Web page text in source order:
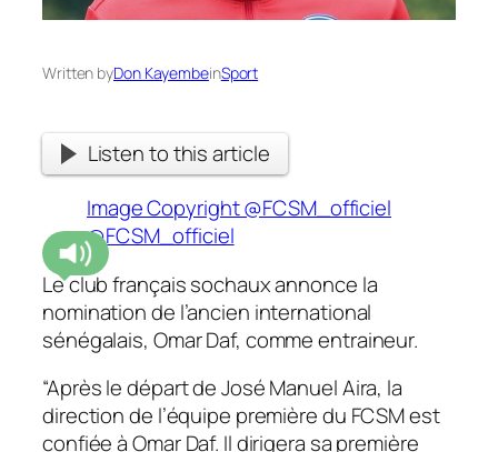
Written byDon KayembeinSport
Listen to this article
Image Copyright @FCSM_officiel
@FCSM_officiel
Le club français sochaux annonce la
nomination de l’ancien international
sénégalais, Omar Daf, comme entraineur.
“Après le départ de José Manuel Aira, la
direction de l’équipe première du FCSM est
confiée à Omar Daf. Il dirigera sa première